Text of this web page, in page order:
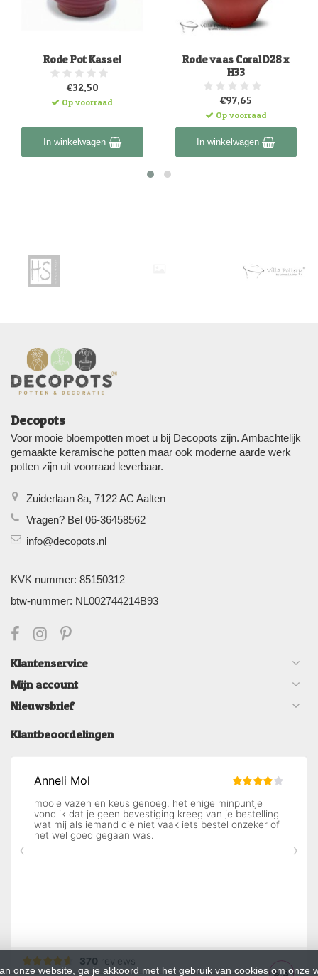
Rode Pot Kassel
€32,50
Op voorraad
In winkelwagen
Rode vaas Coral D28 x
H33
€97,65
Op voorraad
In winkelwagen
Decopots
Voor mooie bloempotten moet u bij Decopots zijn. Ambachtelijk
gemaakte keramische potten maar ook moderne aarde werk
potten zijn uit voorraad leverbaar.
Zuiderlaan 8a, 7122 AC Aalten
Vragen? Bel 06-36458562
info@decopots.nl
KVK nummer: 85150312
btw-nummer: NL002744214B93
Klantenservice
Mijn account
Nieuwsbrief
Klantbeoordelingen
onze website, ga je akkoord met het gebruik van cookies om onze